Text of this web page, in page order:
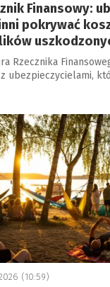
Finansowy:
pokrywać
Rzecznika
ubezpieczycielami,
(10:59)